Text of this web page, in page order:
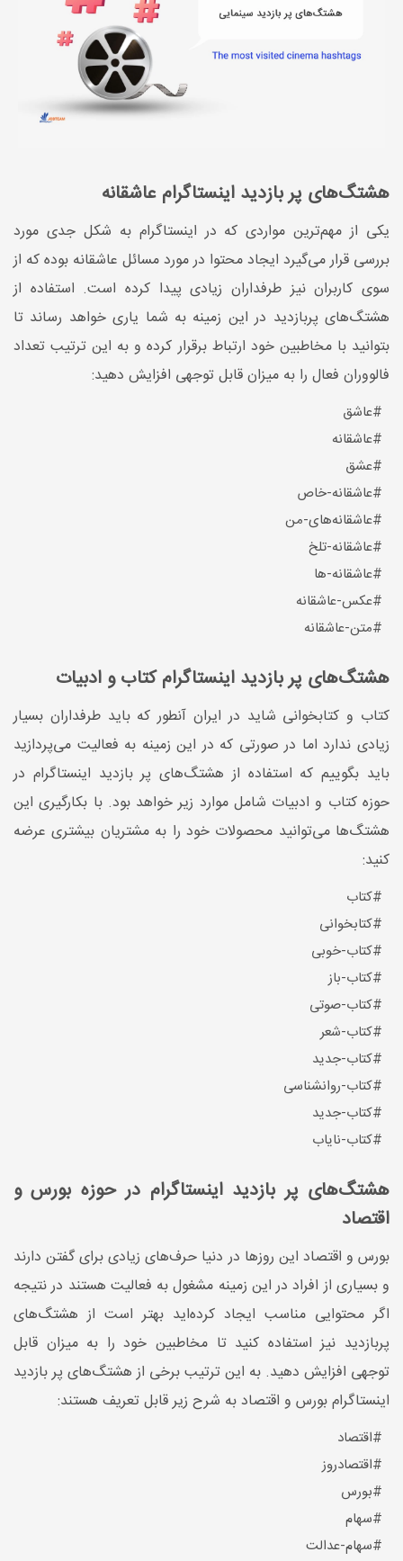
هشتگ‌های پر بازدید اینستاگرام عاشقانه
یکی از مهم‌ترین مواردی که در اینستاگرام به شکل جدی مورد
بررسی قرار می‌گیرد ایجاد محتوا در مورد مسائل عاشقانه بوده که از
سوی کاربران نیز طرفداران زیادی پیدا کرده است. استفاده از
هشتگ‌های پربازدید در این زمینه به شما یاری خواهد رساند تا
بتوانید با مخاطبین خود ارتباط برقرار کرده و به این ترتیب تعداد
فالووران فعال را به میزان قابل توجهی افزایش دهید:
#عاشق
#عاشقانه
#عشق
#عاشقانه-خاص
#عاشقانه‌های-من
#عاشقانه-تلخ
#عاشقانه-ها
#عکس-عاشقانه
#متن-عاشقانه
هشتگ‌های پر بازدید اینستاگرام کتاب و ادبیات
کتاب و کتابخوانی شاید در ایران آنطور که باید طرفداران بسیار
زیادی ندارد اما در صورتی که در این زمینه به فعالیت می‌پردازید
باید بگوییم که استفاده از هشتگ‌های پر بازدید اینستاگرام در
حوزه کتاب و ادبیات شامل موارد زیر خواهد بود. با بکارگیری این
هشتگ‌ها می‌توانید محصولات خود را به مشتریان بیشتری عرضه
کنید:
#کتاب
#کتابخوانی
#کتاب-خوبی
#کتاب-باز
#کتاب-صوتی
#کتاب-شعر
#کتاب-جدید
#کتاب-روانشناسی
#کتاب-جدید
#کتاب-نایاب
هشتگ‌های پر بازدید اینستاگرام در حوزه بورس و
اقتصاد
بورس و اقتصاد این روزها در دنیا حرف‌های زیادی برای گفتن دارند
و بسیاری از افراد در این زمینه مشغول به فعالیت هستند در نتیجه
اگر محتوایی مناسب ایجاد کرده‌اید بهتر است از هشتگ‌های
پربازدید نیز استفاده کنید تا مخاطبین خود را به میزان قابل
توجهی افزایش دهید. به این ترتیب برخی از هشتگ‌های پر بازدید
اینستاگرام بورس و اقتصاد به شرح زیر قابل تعریف هستند:
#اقتصاد
#اقتصادروز
#بورس
#سهام
#سهام-عدالت